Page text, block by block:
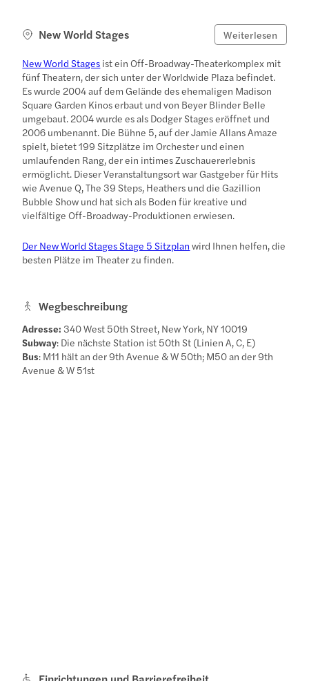
New World Stages Weiterlesen
New World Stages ist ein Off-Broadway-Theaterkomplex mit
fünf Theatern, der sich unter der Worldwide Plaza befindet.
Es wurde 2004 auf dem Gelände des ehemaligen Madison
Square Garden Kinos erbaut und von Beyer Blinder Belle
umgebaut. 2004 wurde es als Dodger Stages eröffnet und
2006 umbenannt. Die Bühne 5, auf der Jamie Allans Amaze
spielt, bietet 199 Sitzplätze im Orchester und einen
umlaufenden Rang, der ein intimes Zuschauererlebnis
ermöglicht. Dieser Veranstaltungsort war Gastgeber für Hits
wie Avenue Q, The 39 Steps, Heathers und die Gazillion
Bubble Show und hat sich als Boden für kreative und
vielfältige Off-Broadway-Produktionen erwiesen.
Der New World Stages Stage 5 Sitzplan wird Ihnen helfen, die
besten Plätze im Theater zu finden.
Wegbeschreibung
Adresse: 340 West 50th Street, New York, NY 10019
Subway: Die nächste Station ist 50th St (Linien A, C, E)
Bus: M11 hält an der 9th Avenue & W 50th; M50 an der 9th
Avenue & W 51st